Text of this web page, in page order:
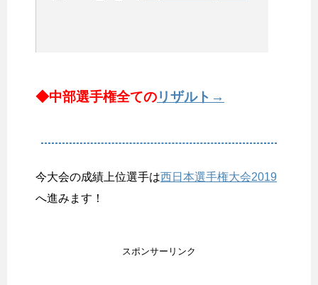
◆中部選手権全てのリザルト→
今大会の成績上位選手は西日本選手権大会2019
へ進みます！
スポンサーリンク